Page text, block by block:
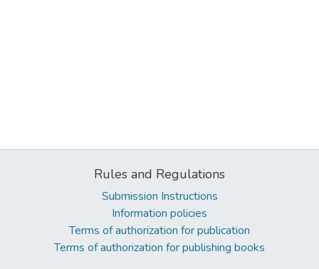
Rules and Regulations
Submission Instructions
Information policies
Terms of authorization for publication
Terms of authorization for publishing books